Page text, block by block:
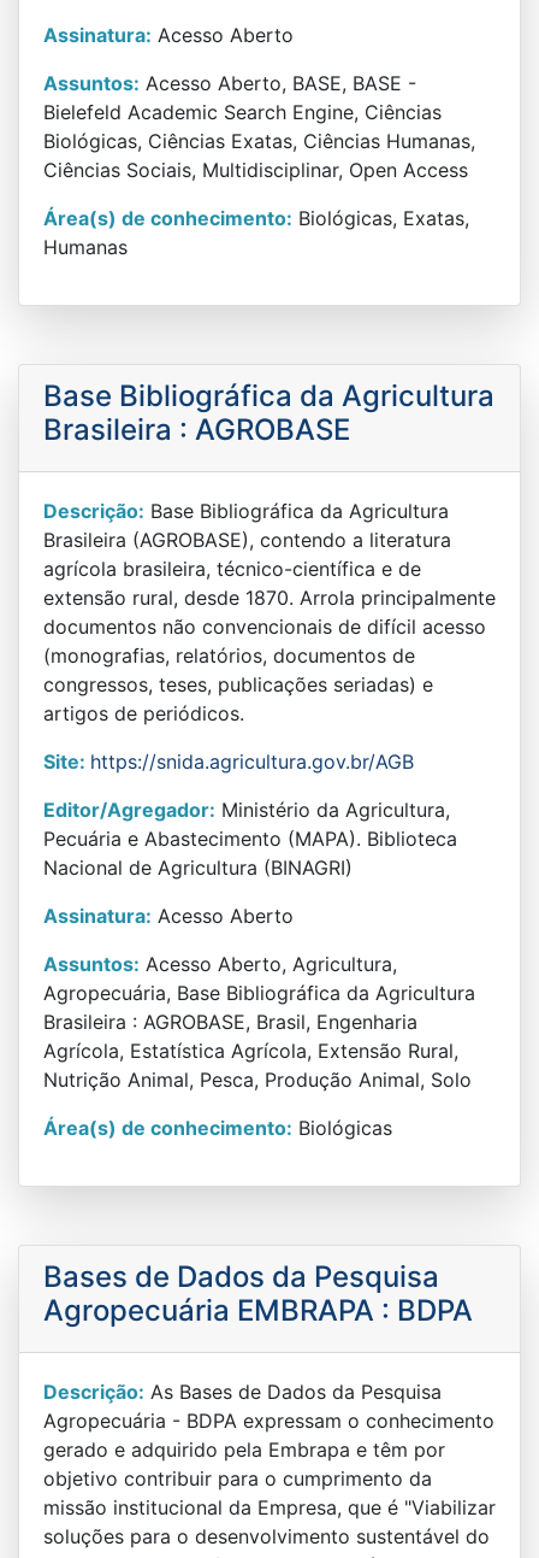
Assinatura: Acesso Aberto
Assuntos: Acesso Aberto, BASE, BASE -
Bielefeld Academic Search Engine, Ciências
Biológicas, Ciências Exatas, Ciências Humanas,
Ciências Sociais, Multidisciplinar, Open Access
Área(s) de conhecimento: Biológicas, Exatas,
Humanas
Base Bibliográfica da Agricultura
Brasileira : AGROBASE
Descrição: Base Bibliográfica da Agricultura
Brasileira (AGROBASE), contendo a literatura
agrícola brasileira, técnico-científica e de
extensão rural, desde 1870. Arrola principalmente
documentos não convencionais de difícil acesso
(monografias, relatórios, documentos de
congressos, teses, publicações seriadas) e
artigos de periódicos.
Site: https://snida.agricultura.gov.br/AGB
Editor/Agregador: Ministério da Agricultura,
Pecuária e Abastecimento (MAPA). Biblioteca
Nacional de Agricultura (BINAGRI)
Assinatura: Acesso Aberto
Assuntos: Acesso Aberto, Agricultura,
Agropecuária, Base Bibliográfica da Agricultura
Brasileira : AGROBASE, Brasil, Engenharia
Agrícola, Estatística Agrícola, Extensão Rural,
Nutrição Animal, Pesca, Produção Animal, Solo
Área(s) de conhecimento: Biológicas
Bases de Dados da Pesquisa
Agropecuária EMBRAPA : BDPA
Descrição: As Bases de Dados da Pesquisa
Agropecuária - BDPA expressam o conhecimento
gerado e adquirido pela Embrapa e têm por
objetivo contribuir para o cumprimento da
missão institucional da Empresa, que é "Viabilizar
soluções para o desenvolvimento sustentável do